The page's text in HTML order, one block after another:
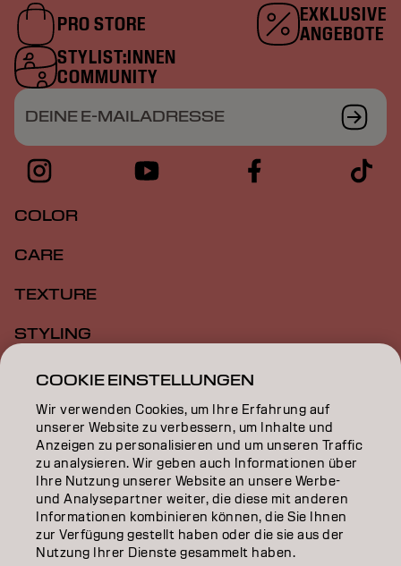
PRO STORE
EXKLUSIVE
ANGEBOTE
STYLIST:INNEN
COMMUNITY
DEINE E-MAILADRESSE
COLOR
CARE
TEXTURE
STYLING
INSPIRATION
EDUCATION
ÜBER
SALON FINDER
PARTNER WERDEN
COOKIE EINSTELLUNGEN
Wir verwenden Cookies, um Ihre Erfahrung auf
unserer Website zu verbessern, um Inhalte und
Anzeigen zu personalisieren und um unseren Traffic
zu analysieren. Wir geben auch Informationen über
Ihre Nutzung unserer Website an unsere Werbe-
und Analysepartner weiter, die diese mit anderen
Informationen kombinieren können, die Sie Ihnen
zur Verfügung gestellt haben oder die sie aus der
Nutzung Ihrer Dienste gesammelt haben.